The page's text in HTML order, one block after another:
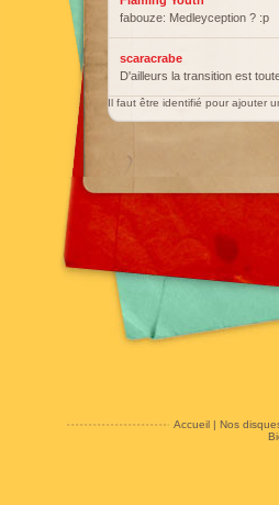
fabouze: Medleyception ? :p
scaracrabe
D'ailleurs la transition est
Il faut être identifié pour ajouter
Accueil| Nos